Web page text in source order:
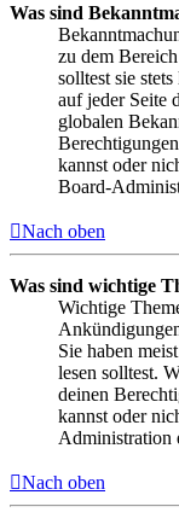
Was sind
zu dem
solltest sie
auf jeder Seite
globalen
kannst oder
Board-
Nach oben
Was sind wichtige
Wichtige
Sie haben
lesen solltest.
deinen
kannst oder
Administration
Nach oben